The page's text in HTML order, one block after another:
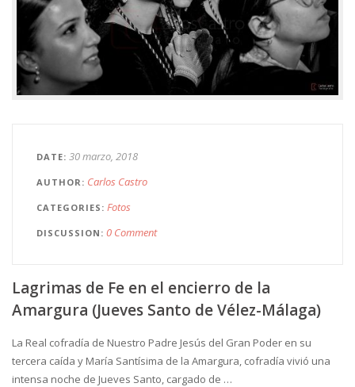
DATE 30 marzo, 2018
AUTHOR Carlos Castro
CATEGORIES Fotos
DISCUSSION 0 Comment
Lagrimas de Fe en el encierro de la
Amargura (Jueves Santo de Vélez-Málaga)
La Real cofradía de Nuestro Padre Jesús del Gran Poder en su
tercera caída y María Santísima de la Amargura, cofradía vivió una
intensa noche de Jueves Santo, cargado de …